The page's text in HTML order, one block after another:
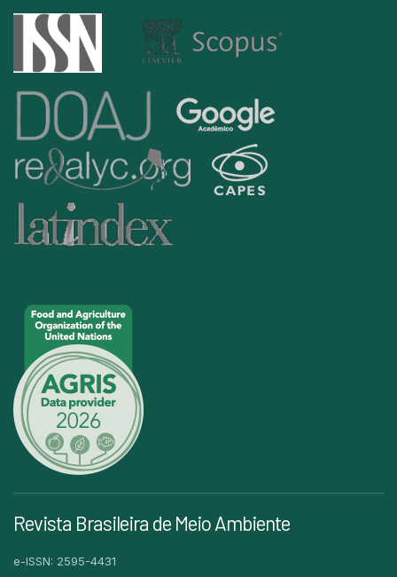
Revista Brasileira de Meio Ambiente
e-ISSN: 2595-4431